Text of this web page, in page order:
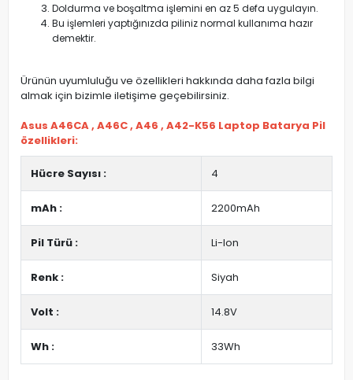
Doldurma ve boşaltma işlemini en az 5 defa uygulayın.
Bu işlemleri yaptığınızda piliniz normal kullanıma hazır
demektir.
Ürünün uyumluluğu ve özellikleri hakkında daha fazla bilgi
almak için bizimle iletişime geçebilirsiniz.
Asus A46CA , A46C , A46 , A42-K56 Laptop Batarya Pil
özellikleri:
Hücre Sayısı : 4
mAh : 2200mAh
Pil Türü : Li-Ion
Renk : Siyah
Volt : 14.8V
Wh : 33Wh